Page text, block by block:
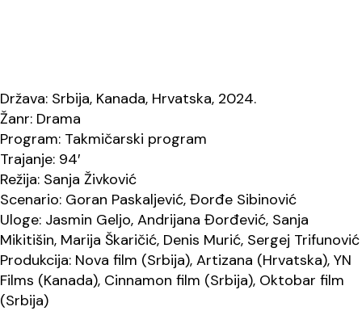
Država: Srbija, Kanada, Hrvatska, 2024.
Žanr: Drama
Program: Takmičarski program
Trajanje: 94′
Režija: Sanja Živković
Scenario: Goran Paskaljević, Đorđe Sibinović
Uloge: Jasmin Geljo, Andrijana Đorđević, Sanja
Mikitišin, Marija Škaričić, Denis Murić, Sergej Trifunović
Produkcija: Nova film (Srbija), Artizana (Hrvatska), YN
Films (Kanada), Cinnamon film (Srbija), Oktobar film
(Srbija)